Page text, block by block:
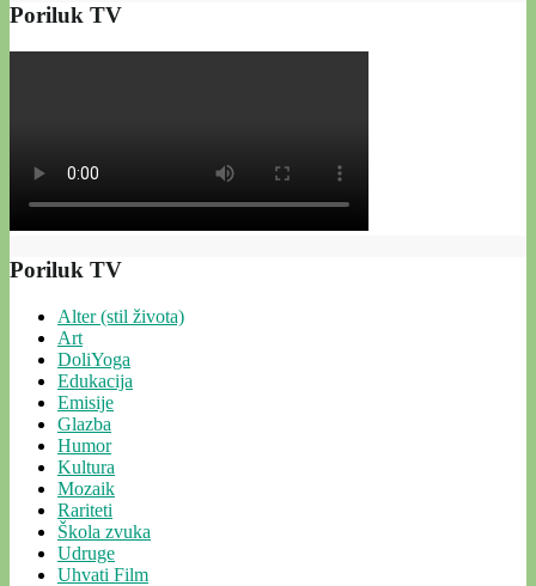
Poriluk TV
Poriluk TV
Alter (stil života)
Art
DoliYoga
Edukacija
Emisije
Glazba
Humor
Kultura
Mozaik
Rariteti
Škola zvuka
Udruge
Uhvati Film